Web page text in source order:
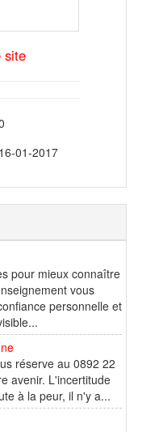
site
16-01-2017
pour mieux connaître
vous
personnelle et
réserve au 0892 22
avenir. L'incertitude
à la peur, il n'y a...